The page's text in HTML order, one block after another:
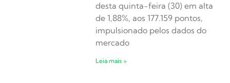
desta quinta-feira (30) em alta
de 1,88%, aos 177.159 pontos,
impulsionado pelos dados do
mercado
Leia mais »